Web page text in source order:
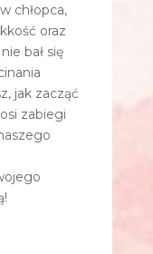
chłopca,
oraz
bał się
jak zacząć
zabiegi